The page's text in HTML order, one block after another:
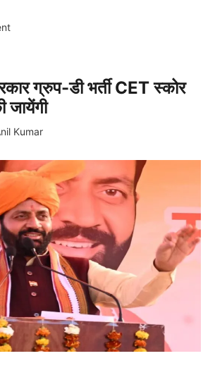
ग्रुप-डी भर्ती CET स्कोर
जायेंगी
Kumar